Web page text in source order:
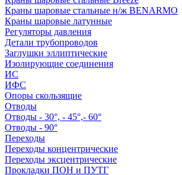
Краны шаровые стальные н/ж BENARMO
Краны шаровые латунные
Регуляторы давления
Детали трубопроводов
Заглушки эллиптические
Изолирующие соединения
ИС
ИФС
Опоры скользящие
Отводы
Отводы - 30°, - 45°,- 60°
Отводы - 90°
Переходы
Переходы концентрические
Переходы эксцентрические
Прокладки ПОН и ПУТГ